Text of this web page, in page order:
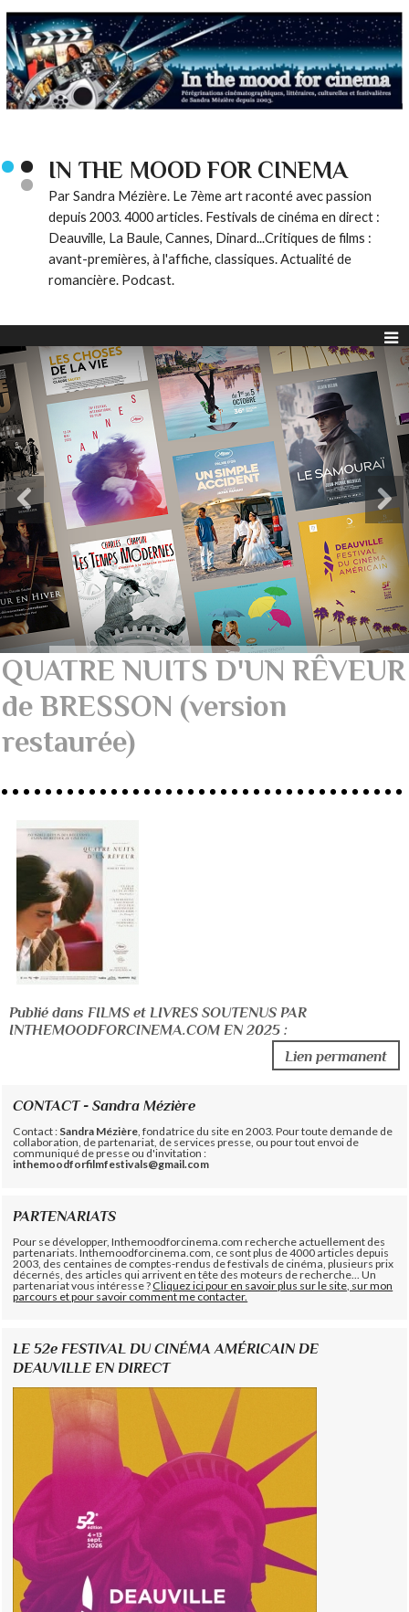
IN THE MOOD FOR CINEMA
Par Sandra Mézière. Le 7ème art raconté avec passion
depuis 2003. 4000 articles. Festivals de cinéma en direct :
Deauville, La Baule, Cannes, Dinard...Critiques de films :
avant-premières, à l'affiche, classiques. Actualité de
romancière. Podcast.
QUATRE NUITS D'UN RÊVEUR
de BRESSON (version
restaurée)
Publié dans FILMS et LIVRES SOUTENUS PAR
INTHEMOODFORCINEMA.COM EN 2025 :
Lien permanent
CONTACT - Sandra Mézière
Contact : Sandra Mézière , fondatrice du site en 2003. Pour toute demande de
collaboration, de partenariat, de services presse, ou pour tout envoi de
communiqué de presse ou d'invitation :
inthemoodforfilmfestivals@gmail.com
PARTENARIATS
Pour se développer, Inthemoodforcinema.com recherche actuellement des
partenariats. Inthemoodforcinema.com, ce sont plus de 4000 articles depuis
2003, des centaines de comptes-rendus de festivals de cinéma, plusieurs prix
décernés, des articles qui arrivent en tête des moteurs de recherche... Un
partenariat vous intéresse ?Cliquez ici pour en savoir plus sur le site, sur mon
parcours et pour savoir comment me contacter.
LE 52e FESTIVAL DU CINÉMA AMÉRICAIN DE
DEAUVILLE EN DIRECT